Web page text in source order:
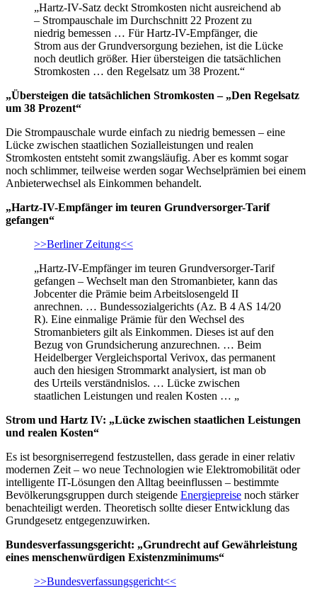
„Hartz-IV-Satz deckt Stromkosten nicht ausreichend ab
– Strompauschale im Durchschnitt 22 Prozent zu
niedrig bemessen … Für Hartz-IV-Empfänger, die
Strom aus der Grundversorgung beziehen, ist die Lücke
noch deutlich größer. Hier übersteigen die tatsächlichen
Stromkosten … den Regelsatz um 38 Prozent.“
„Übersteigen die tatsächlichen Stromkosten – „Den Regelsatz
um 38 Prozent“
Die Strompauschale wurde einfach zu niedrig bemessen – eine
Lücke zwischen staatlichen Sozialleistungen und realen
Stromkosten entsteht somit zwangsläufig. Aber es kommt sogar
noch schlimmer, teilweise werden sogar Wechselprämien bei einem
Anbieterwechsel als Einkommen behandelt.
„Hartz-IV-Empfänger im teuren Grundversorger-Tarif
gefangen“
>>Berliner Zeitung<<
„Hartz-IV-Empfänger im teuren Grundversorger-Tarif
gefangen – Wechselt man den Stromanbieter, kann das
Jobcenter die Prämie beim Arbeitslosengeld II
anrechnen. … Bundessozialgerichts (Az. B 4 AS 14/20
R). Eine einmalige Prämie für den Wechsel des
Stromanbieters gilt als Einkommen. Dieses ist auf den
Bezug von Grundsicherung anzurechnen. … Beim
Heidelberger Vergleichsportal Verivox, das permanent
auch den hiesigen Strommarkt analysiert, ist man ob
des Urteils verständnislos. … Lücke zwischen
staatlichen Leistungen und realen Kosten … „
Strom und Hartz IV: „Lücke zwischen staatlichen Leistungen
und realen Kosten“
Es ist besorgniserregend festzustellen, dass gerade in einer relativ
modernen Zeit – wo neue Technologien wie Elektromobilität oder
intelligente IT-Lösungen den Alltag beeinflussen – bestimmte
Bevölkerungsgruppen durch steigende Energiepreise noch stärker
benachteiligt werden. Theoretisch sollte dieser Entwicklung das
Grundgesetz entgegenzuwirken.
Bundesverfassungsgericht: „Grundrecht auf Gewährleistung
eines menschenwürdigen Existenzminimums“
>>Bundesverfassungsgericht<<